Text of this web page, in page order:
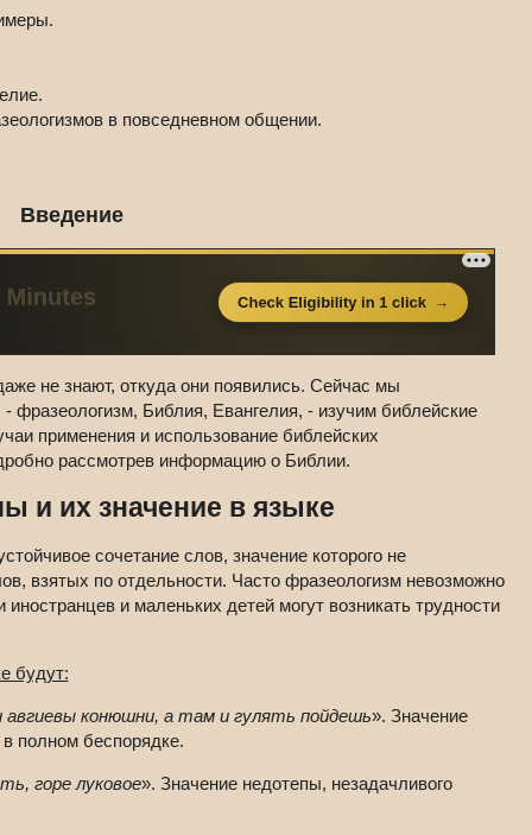
в повседневном общении.
Введение
не знают, откуда они появились. Сейчас мы
Библия, Евангелия, - изучим библейские
применения и использование библейских
рассмотрев информацию о Библии.
и их значение в языке
сочетание слов, значение которого не
взятых по отдельности. Часто фразеологизм невозможно
и маленьких детей могут возникать трудности
будут:
авгиевы конюшни, а там и гулять пойдешь». Значение
в полном беспорядке.
горе луковое». Значение недотепы, незадачливого